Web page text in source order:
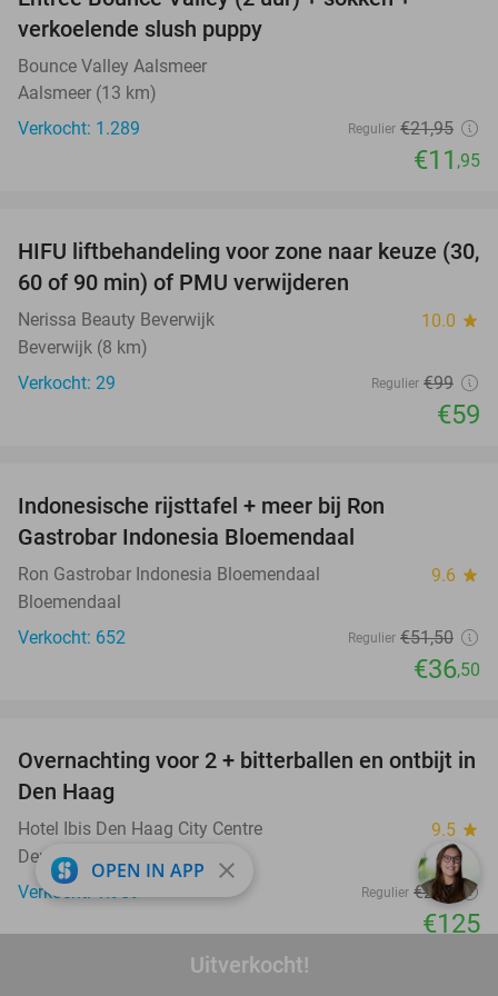
Uitverkocht!
verkoelende slush puppy
Bounce Valley Aalsmeer
Aalsmeer (13 km)
Verkocht: 1.289
Regulier €21,95
€11 ,95
40%
HIFU liftbehandeling voor zone naar keuze (30,
60 of 90 min) of PMU verwijderen
Nerissa Beauty Beverwijk 10.0 star
Beverwijk (8 km)
Verkocht: 29
Regulier €99
€59
Indonesische rijsttafel + meer bij Ron
Gastrobar Indonesia Bloemendaal
Ron Gastrobar Indonesia Bloemendaal 9.6 star
Bloemendaal
Verkocht: 652
Regulier €51,50
€36,50
41%
Overnachting voor 2 + bitterballen en ontbijt in
Den Haag
Hotel Ibis Den Haag City Centre 9.5 star
Den Haag
Verkocht: 1.959
Regulier €211
€125
Excl. ca. €6,20 p.p.p.n. toeristenbelasting
OPEN IN APP close